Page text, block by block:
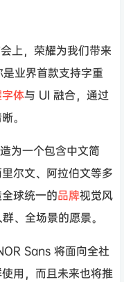
上，荣耀为我们带来
业界首款支持字重
体与 UI 融合，通过
。
为一个包含中文简
尔文、阿拉伯文等多
球统一的品牌视觉风
、全场景的愿景。
Sans 将面向全社
用，而且未来也将推